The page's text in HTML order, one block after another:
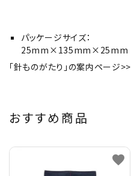
パッケージサイズ：
25mm×135mm×25mm
「針ものがたり」の案内ページ>>
おすすめ商品
favorite